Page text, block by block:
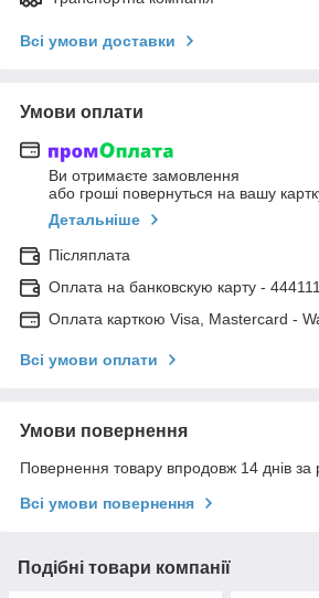
Всі умови доставки
Умови оплати
Ви отримаєте замовлення
або гроші повернуться на вашу
Детальніше
Післяплата
Оплата на банковскую карту -
Оплата карткою Visa, Mastercard -
Всі умови оплати
Умови повернення
Повернення товару впродовж 14 днів за
Всі умови повернення
Подібні товари компанії